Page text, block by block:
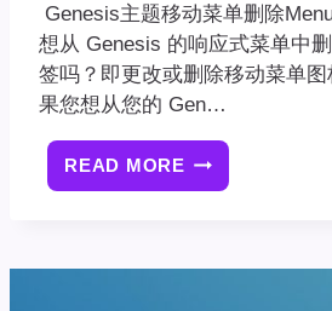
Genesis主题移动菜单删除
想从 Genesis 的响应式菜单中
签吗？即更改或删除移动菜单
果您想从您的 Gen…
READ MORE GENESIS
主
动